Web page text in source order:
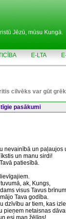
Jēzū, mūsu Kungā.
E-LTA
cilvēks var gūt
pasākumi
nevainībā un paļaujos
un manu sirdi!
patiesībā.
ak, Kungs,
visus Tavus
Tava godība.
dzīvību ar tiem, kas
pieņem netaisnas
esi man žēlīgs!